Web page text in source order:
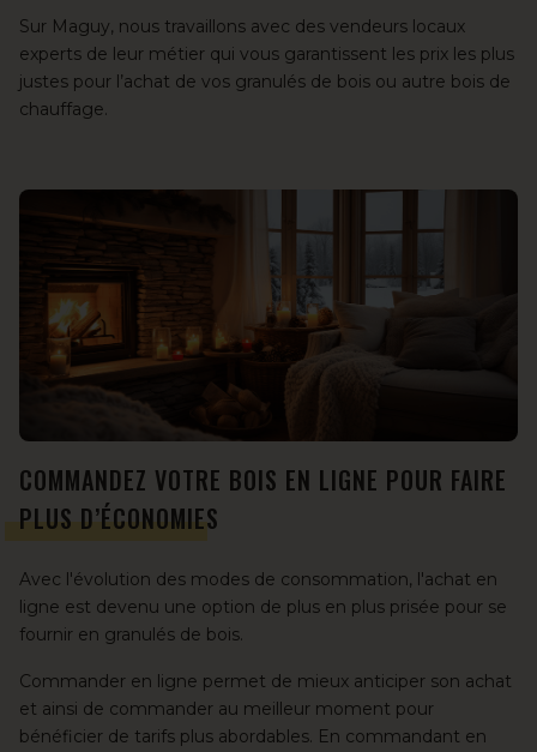
Sur Maguy, nous travaillons avec des vendeurs locaux
experts de leur métier qui vous garantissent les prix les plus
justes pour l’achat de vos granulés de bois ou autre bois de
chauffage.
COMMANDEZ VOTRE BOIS EN LIGNE POUR FAIRE
PLUS D’ÉCONOMIES
Avec l'évolution des modes de consommation, l'achat en
ligne est devenu une option de plus en plus prisée pour se
fournir en granulés de bois.
Commander en ligne permet de mieux anticiper son achat
et ainsi de commander au meilleur moment pour
bénéficier de tarifs plus abordables. En commandant en